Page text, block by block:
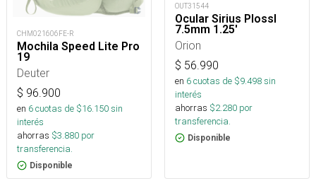
CHM021606FE-R
Mochila Speed Lite Pro
19
Deuter
$ 96.900
en 6cuotas de $16.150sin
interés
ahorras $3.880 por
transferencia.
Disponible
OUT31544
Ocular Sirius Plossl
7.5mm 1.25'
Orion
$ 56.990
en 6cuotas de $9.498sin
interés
ahorras $2.280 por
transferencia.
Disponible